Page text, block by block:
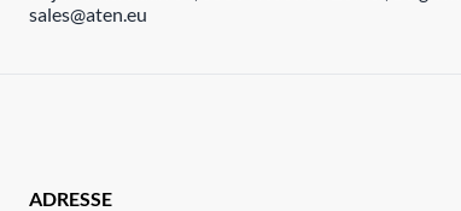
sales@aten.eu
ADRESSE